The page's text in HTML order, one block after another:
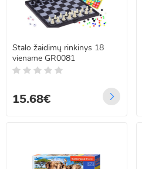
Stalo žaidimų rinkinys 18
viename GR0081
15.68€